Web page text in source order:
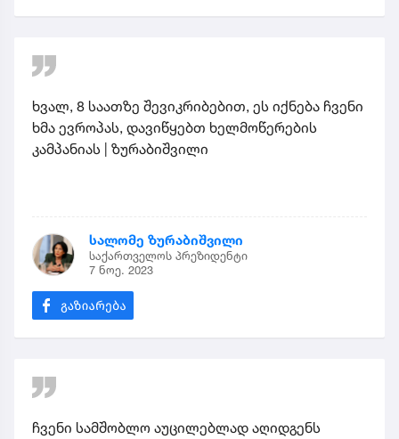
ხვალ, 8 საათზე შევიკრიბებით, ეს იქნება ჩვენი
ხმა ევროპას, დავიწყებთ ხელმოწერების
კამპანიას | ზურაბიშვილი
სალომე ზურაბიშვილი
საქართველოს პრეზიდენტი
7 ნოე. 2023
ჩვენი სამშობლო აუცილებლად აღიდგენს